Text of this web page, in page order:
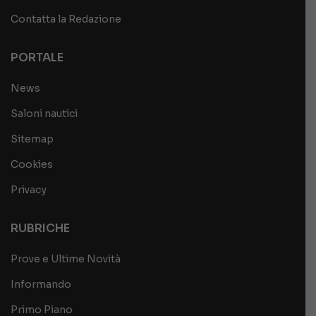
Contatta la Redazione
PORTALE
News
Saloni nautici
Sitemap
Cookies
Privacy
RUBRICHE
Prove e Ultime Novità
Informando
Primo Piano